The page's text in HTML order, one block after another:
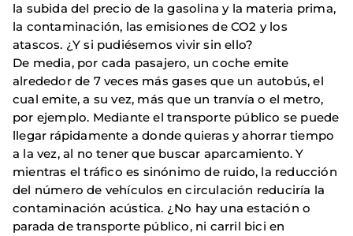
la subida del precio de la gasolina y la materia prima,
la contaminación, las emisiones de CO2 y los
atascos. ¿Y si pudiésemos vivir sin ello?
De media, por cada pasajero, un coche emite
alrededor de 7 veces más gases que un autobús, el
cual emite, a su vez, más que un tranvía o el metro,
por ejemplo. Mediante el transporte público se puede
llegar rápidamente a donde quieras y ahorrar tiempo
a la vez, al no tener que buscar aparcamiento. Y
mientras el tráfico es sinónimo de ruido, la reducción
del número de vehículos en circulación reduciría la
contaminación acústica. ¿No hay una estación o
parada de transporte público, ni carril bici en